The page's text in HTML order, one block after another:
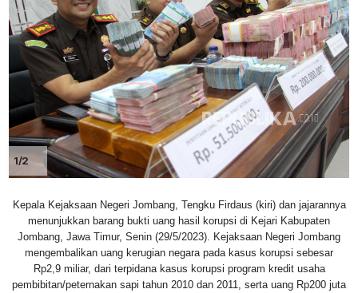
1/2
Kepala Kejaksaan Negeri Jombang, Tengku Firdaus (kiri) dan jajarannya
menunjukkan barang bukti uang hasil korupsi di Kejari Kabupaten
Jombang, Jawa Timur, Senin (29/5/2023). Kejaksaan Negeri Jombang
mengembalikan uang kerugian negara pada kasus korupsi sebesar
Rp2,9 miliar, dari terpidana kasus korupsi program kredit usaha
pembibitan/peternakan sapi tahun 2010 dan 2011, serta uang Rp200 juta